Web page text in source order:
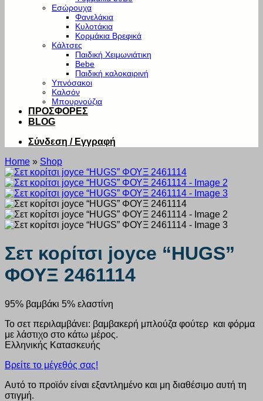
Εσώρουχα
Φανελάκια
Κυλοτάκια
Κορμάκια Βρεφικά
Κάλτσες
Παιδική Χειμωνιάτικη
Bebe
Παιδική καλοκαιρινή
Υπνόσακοι
Καλσόν
Μπουρνούζια
ΠΡΟΣΦΟΡΕΣ
BLOG
Σύνδεση / Εγγραφή
Home » Shop
Σετ κορίτσι joyce “HUGS”
ΦΟΥΞ 2461114
95% βαμβάκι 5% ελαστίνη
Το σετ περιλαμβάνει: βαμβακερή μπλούζα φούτερ και φόρμα
με λάστιχο στο κάτω μέρος.
Ελληνικής Κατασκευής
Βρείτε το μέγεθός σας!
Αυτό το προϊόν είναι εξαντλημένο και μη διαθέσιμο αυτή τη
στιγμή.